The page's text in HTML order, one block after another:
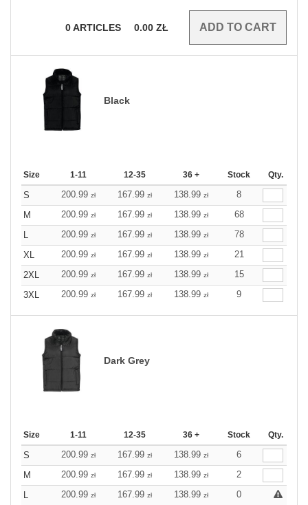
0ARTICLES 0.00 ZŁ
Black
Size 1-11 12-35 36 + Stock Qty.
S 200.99 zł 167.99 zł 138.99 zł
8
M
200.99 zł 167.99 zł 138.99 zł
68
L
200.99 zł 167.99 zł 138.99 zł
78
XL
200.99 zł 167.99 zł 138.99 zł
21
2XL
200.99 zł 167.99 zł 138.99 zł
15
3XL
200.99 zł 167.99 zł 138.99 zł 9
Dark Grey
Size 1-11 12-35 36 + Stock Qty.
S 200.99 zł 167.99 zł 138.99 zł
6
M
200.99 zł 167.99 zł 138.99 zł
2
L
200.99 zł 167.99 zł 138.99 zł
0